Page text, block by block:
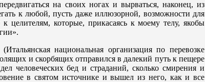
на своих ногах и вырваться, наконец, из
к любой, пусть даже иллюзорной, возможности для
целителям, которые, прикасаясь к моему телу, якобы
национальная организация по перевозке
и скорбящих отправился в далекий путь к пещере
человеческих бед и страданий, сколько смирения и
в святом источнике и вышел из него, как и все